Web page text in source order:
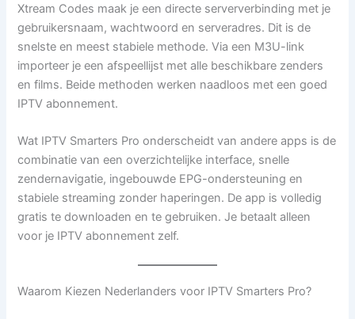
Xtream Codes maak je een directe serververbinding met je
gebruikersnaam, wachtwoord en serveradres. Dit is de
snelste en meest stabiele methode. Via een M3U-link
importeer je een afspeellijst met alle beschikbare zenders
en films. Beide methoden werken naadloos met een goed
IPTV abonnement.
Wat IPTV Smarters Pro onderscheidt van andere apps is de
combinatie van een overzichtelijke interface, snelle
zendernavigatie, ingebouwde EPG-ondersteuning en
stabiele streaming zonder haperingen. De app is volledig
gratis te downloaden en te gebruiken. Je betaalt alleen
voor je IPTV abonnement zelf.
Waarom Kiezen Nederlanders voor IPTV Smarters Pro?